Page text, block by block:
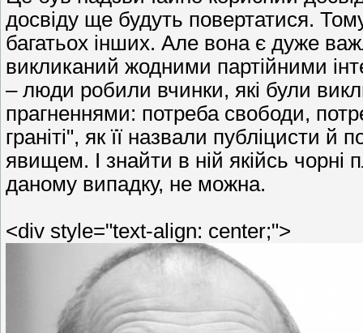
досвіду ще будуть повертатися.
багатьох інших. Але вона є дуже
викликаний жодними партійними
– люди робили вчинки, які були
прагненнями: потреба свободи,
граніті", як її назвали публіцисти
явищем. І знайти в ній якійсь чорні
даному випадку, не можна.
<div style="text-align: center;">